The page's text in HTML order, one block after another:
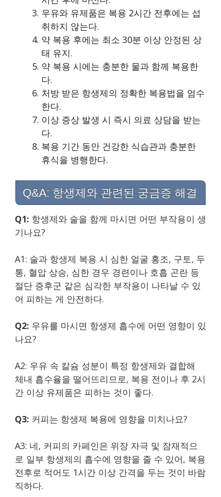
우유와 유제품은 복용 2시간 전후에는 섭
취하지 않는다.
약 복용 후에는 최소 30분 이상 안정된 상
태 유지.
약 복용 시에는 충분한 물과 함께 복용한
다.
처방 받은 항생제의 정확한 복용법을 엄수
한다.
이상 증상 발생 시 즉시 의료 상담을 받는
다.
복용 기간 동안 건강한 식습관과 충분한
휴식을 병행한다.
Q&A: 항생제와 관련된 궁금증 해결
Q1: 항생제와 술을 함께 마시면 어떤 부작용이 생
기나요?
A1: 술과 항생제 복용 시 심한 얼굴 홍조, 구토, 두
통, 혈압 상승, 심한 경우 경련이나 호흡 곤란 등
절단 증후군 같은 심각한 부작용이 나타날 수 있
어 피하는 게 안전하다.
Q2: 우유를 마시면 항생제 흡수에 어떤 영향이 있
나요?
A2: 우유 속 칼슘 성분이 특정 항생제와 결합해
체내 흡수율을 떨어뜨리므로, 복용 전이나 후 2시
간 이상 유제품은 피하는 것이 좋다.
Q3: 커피는 항생제 복용에 영향을 미치나요?
A3: 네, 커피의 카페인은 위장 자극 및 잠재적으
로 일부 항생제의 흡수에 영향을 줄 수 있어, 복용
전후로 적어도 1시간 이상 간격을 두는 것이 바람
직하다.